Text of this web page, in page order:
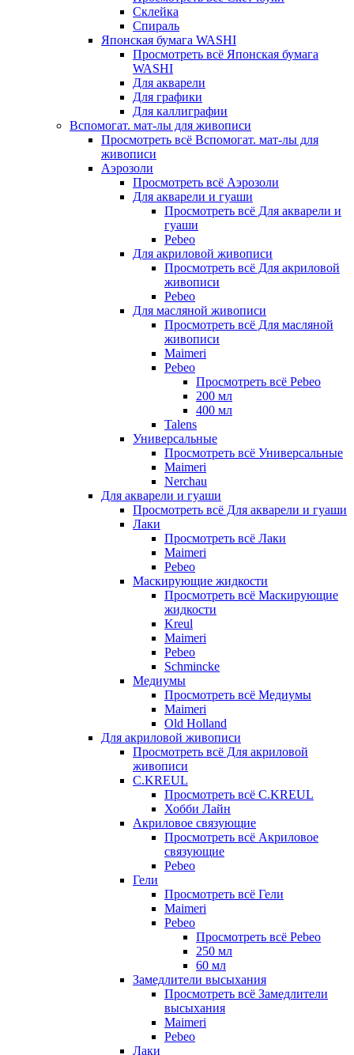
Склейка
Спираль
Японская бумага WASHI
Просмотреть всё Японская бумага
WASHI
Для акварели
Для графики
Для каллиграфии
Вспомогат. мат-лы для живописи
Просмотреть всё Вспомогат. мат-лы для
живописи
Аэрозоли
Просмотреть всё Аэрозоли
Для акварели и гуаши
Просмотреть всё Для акварели и
гуаши
Pebeo
Для акриловой живописи
Просмотреть всё Для акриловой
живописи
Pebeo
Для масляной живописи
Просмотреть всё Для масляной
живописи
Maimeri
Pebeo
Просмотреть всё Pebeo
200 мл
400 мл
Talens
Универсальные
Просмотреть всё Универсальные
Maimeri
Nerchau
Для акварели и гуаши
Просмотреть всё Для акварели и гуаши
Лаки
Просмотреть всё Лаки
Maimeri
Pebeo
Маскирующие жидкости
Просмотреть всё Маскирующие
жидкости
Kreul
Maimeri
Pebeo
Schmincke
Медиумы
Просмотреть всё Медиумы
Maimeri
Old Holland
Для акриловой живописи
Просмотреть всё Для акриловой
живописи
C.KREUL
Просмотреть всё C.KREUL
Хобби Лайн
Акриловое связующие
Просмотреть всё Акриловое
связующие
Pebeo
Гели
Просмотреть всё Гели
Maimeri
Pebeo
Просмотреть всё Pebeo
250 мл
60 мл
Замедлители высыхания
Просмотреть всё Замедлители
высыхания
Maimeri
Pebeo
Лаки